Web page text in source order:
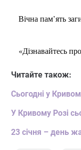
Вічна пам’ять
«Дізнавайтесь
Читайте також:
Сьогодні у
У Кривому Розі
23 січня – день